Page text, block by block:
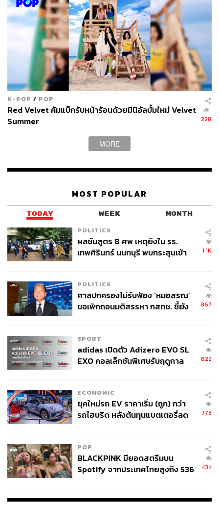
K-POP / POP
Red Velvet คัมแบ็กรับหน้าร้อนด้วยมินิอัลบั้มใหม่ Velvet
Summer
228
MORE
MOST POPULAR
TODAY WEEK MONTH
POLITICS
ผลชันสูตร 8 ศพ เหตุยิงใน รร.
เทพศิรินทร์ นนทบุรี พบกระสุนเข้า
1.1K
POLITICS
ศาลปกครองไม่รับฟ้อง ‘หมอสรณ’
ขอเพิกถอนมติสรรหา กสทช. ชี้ยัง
867
SPORT
adidas เปิดตัว Adizero EVO SL
EXO คอลเล็กชันพิเศษรับฤดูกาล
822
ECONOMIC
ยุคใหม่รถ EV ราคาเริ่ม (ถูก) กว่า
รถไฮบริด หลังต้นทุนแบตเตอรี่ลด
773
POP
BLACKPINK มียอดสตรีมบน
Spotify จากประเทศไทยสูงถึง 536
434